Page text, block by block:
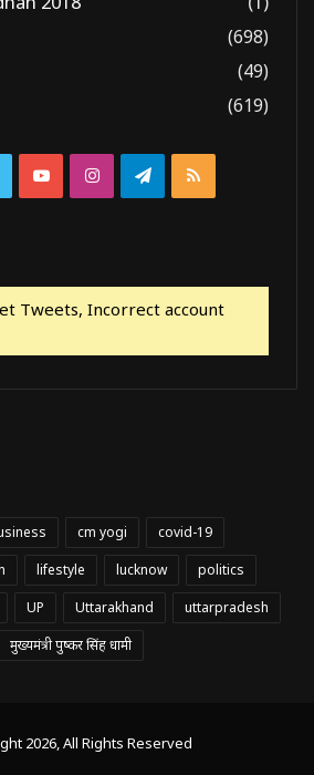
(698)
(49)
(619)
TwitterYouTubeInstagramTelegram
RSS
Tweets, Incorrect account
cm yogi
covid-19
lifestyle lucknow
politics
UP Uttarakhand
uttarpradesh
मुख्यमंत्री पुष्कर सिंह धामी
2026, All Rights Reserved